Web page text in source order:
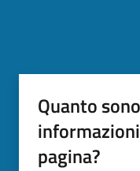
Quanto
pagina?